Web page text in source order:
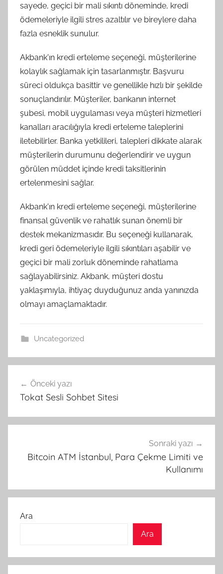
sayede, geçici bir mali sıkıntı döneminde, kredi
ödemeleriyle ilgili stres azaltılır ve bireylere daha
fazla esneklik sunulur.
Akbank'ın kredi erteleme seçeneği, müşterilerine
kolaylık sağlamak için tasarlanmıştır. Başvuru
süreci oldukça basittir ve genellikle hızlı bir şekilde
sonuçlandırılır. Müşteriler, bankanın internet
şubesi, mobil uygulaması veya müşteri hizmetleri
kanalları aracılığıyla kredi erteleme taleplerini
iletebilirler. Banka yetkilileri, talepleri dikkate alarak
müşterilerin durumunu değerlendirir ve uygun
görülen müddet içinde kredi taksitlerinin
ertelenmesini sağlar.
Akbank'ın kredi erteleme seçeneği, müşterilerine
finansal güvenlik ve rahatlık sunan önemli bir
destek mekanizmasıdır. Bu seçeneği kullanarak,
kredi geri ödemeleriyle ilgili sıkıntıları aşabilir ve
geçici bir mali zorluk döneminde rahatlama
sağlayabilirsiniz. Akbank, müşteri dostu
yaklaşımıyla, ihtiyaç duyduğunuz anda yanınızda
olmayı amaçlamaktadır.
Uncategorized
gezinmesi
Önceki yazı
Tokat Sesli Sohbet Sitesi
Sonraki yazı
Bitcoin ATM İstanbul, Para Çekme Limiti ve
Kullanımı
Ara
Ara